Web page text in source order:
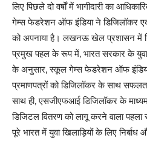
लिए पिछले दो वर्षों में भागीदारी का
गेम्स फेडरेशन ऑफ इंडिया ने डिजिलॉकर
को अपनाया है। लखनऊ खेल प्रशासन में
प्रमुख पहल के रूप में, भारत सरकार के
के अनुसार, स्कूल गेम्स फेडरेशन ऑफ
प्रमाणपत्रों को डिजिलॉकर के साथ
साथ ही, एसजीएफआई डिजिलॉकर के
डिजिटल वितरण को लागू करने वाला पहला
पूरे भारत में युवा खिलाड़ियों के लिए निर्बाध